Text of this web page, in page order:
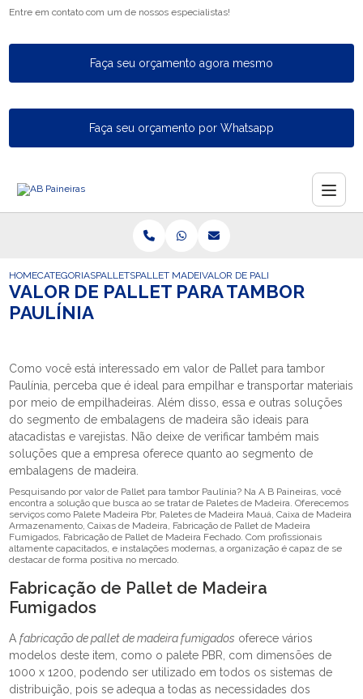
Entre em contato com um de nossos especialistas!
Faça seu orçamento agora mesmo
Faça seu orçamento por Whatsapp
HOMECATEGORIASPALLETSPALLET MADEIRA FECHADOVALOR DE PALLET PARA TAMBOR
VALOR DE PALLET PARA TAMBOR
PAULÍNIA
Como você está interessado em valor de Pallet para tambor
Paulínia, perceba que é ideal para empilhar e transportar materiais
por meio de empilhadeiras. Além disso, essa e outras soluções
do segmento de embalagens de madeira são ideais para
atacadistas e varejistas. Não deixe de verificar também mais
soluções que a empresa oferece quanto ao segmento de
embalagens de madeira.
Pesquisando por valor de Pallet para tambor Paulínia? Na A B Paineiras, você
encontra a solução que busca ao se tratar de Paletes de Madeira. Oferecemos
serviços como Palete Madeira Pbr, Paletes de Madeira Mauá, Caixa de Madeira
Armazenamento, Caixas de Madeira, Fabricação de Pallet de Madeira
Fumigados, Fabricação de Pallet de Madeira Fechado. Com profissionais
altamente capacitados, e instalações modernas, a organização é capaz de se
destacar de forma positiva no mercado.
Fabricação de Pallet de Madeira
Fumigados
Afabricação de pallet de madeira fumigados oferece vários
modelos deste item, como o palete PBR, com dimensões de
1000 x 1200, podendo ser utilizado em todos os sistemas de
distribuição, pois se adequa a todas as necessidades dos